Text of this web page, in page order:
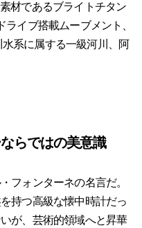
材であるブライトチタン
イブ搭載ムーブメント、
系に属する一級河川、阿
らではの美意識
フォンターネの名言だ。
持つ高級な懐中時計だっ
が、芸術的領域へと昇華